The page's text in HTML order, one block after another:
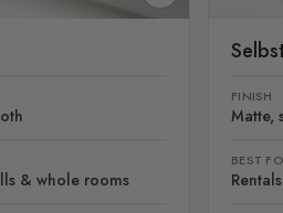
& whole rooms
FINISH
Matte,
BEST